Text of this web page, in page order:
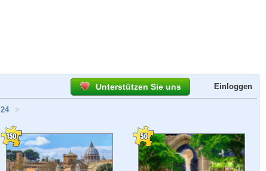
Unterstützen Sie uns Einloggen
24 >